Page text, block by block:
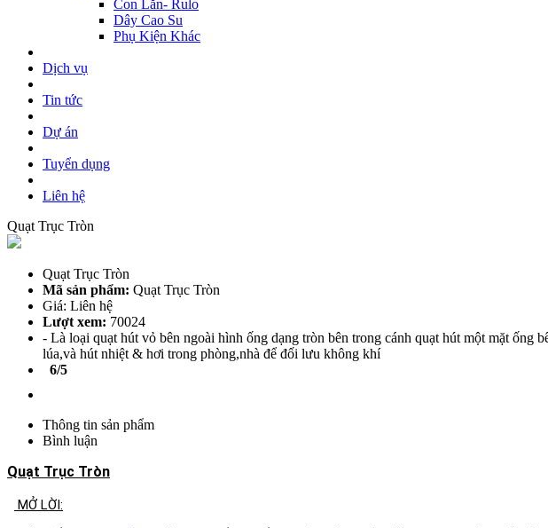
Con Lăn- Rulo
Dây Cao Su
Phụ Kiện Khác
Dịch vụ
Tin tức
Dự án
Tuyển dụng
Liên hệ
Quạt Trục Tròn
Quạt Trục Tròn
Mã sản phẩm: Quạt Trục Tròn
Giá: Liên hệ
Lượt xem: 70024
- Là loại quạt hút vỏ bên ngoài hình ống dạng tròn bên trong cánh quạt hút một mặt
lúa,và hút nhiệt & hơi trong phòng,nhà để đối lưu không khí
6/5
Thông tin sản phẩm
Bình luận
Quạt Trục Tròn
MỞ LỜI: